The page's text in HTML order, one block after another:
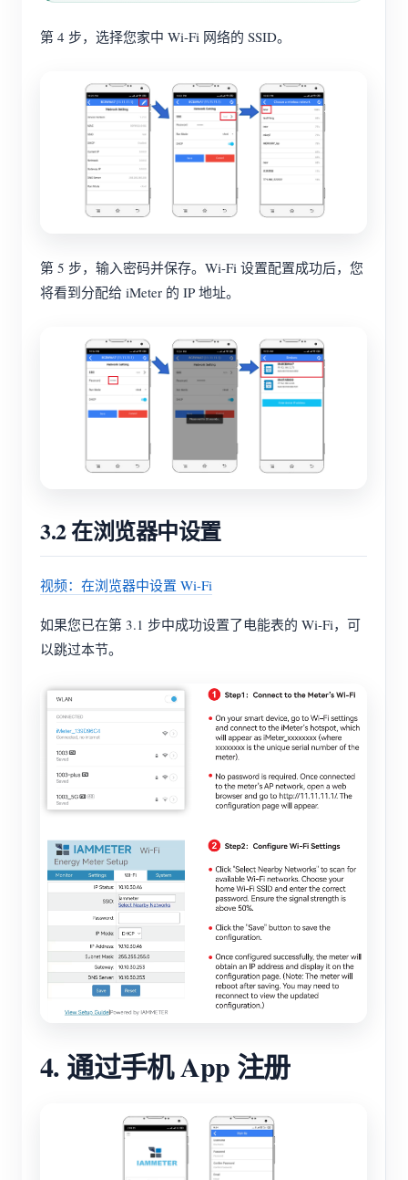
第 4 步，选择您家中 Wi-Fi 网络的 SSID。
第 5 步，输入密码并保存。Wi-Fi 设置配置成功后，您
将看到分配给 iMeter 的 IP 地址。
3.2 在浏览器中设置
视频：在浏览器中设置 Wi-Fi
如果您已在第 3.1 步中成功设置了电能表的 Wi-Fi，可
以跳过本节。
4. 通过手机 App 注册